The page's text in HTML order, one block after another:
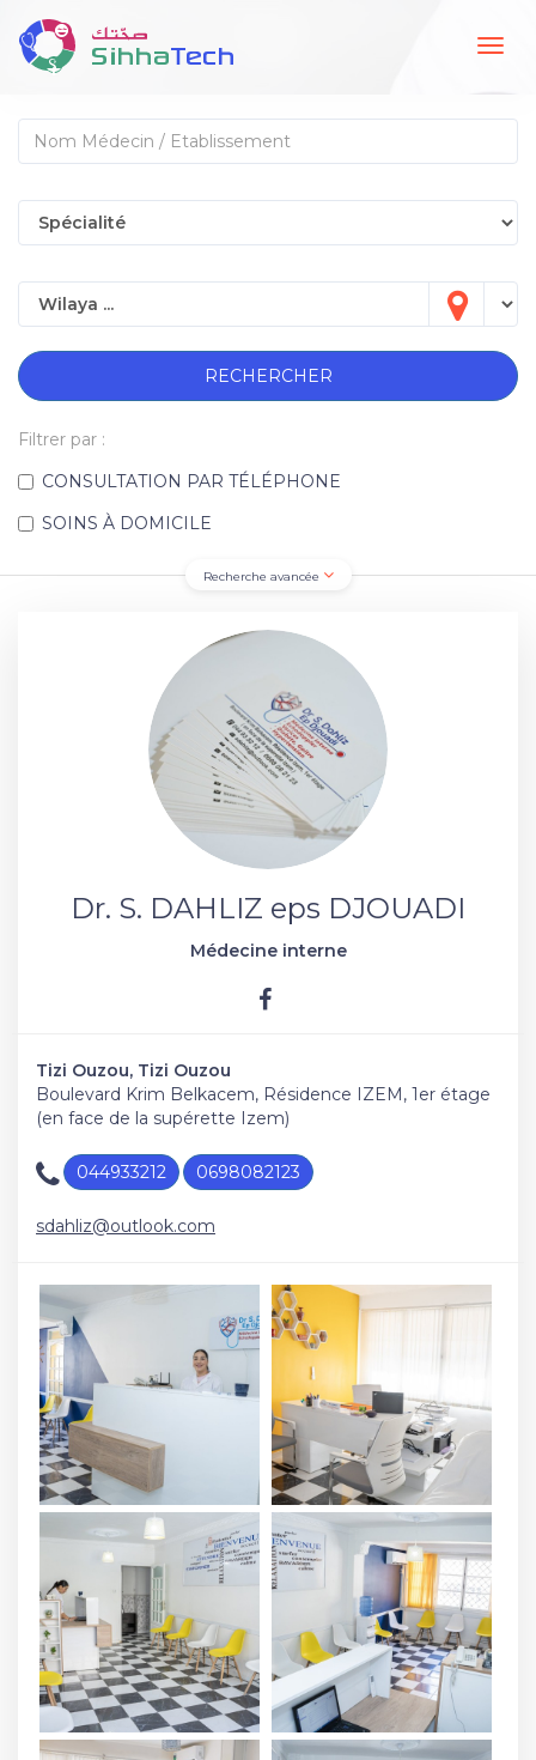
RECHERCHER
Filtrer par :
CONSULTATION PAR TÉLÉPHONE
SOINS À DOMICILE
Recherche avancée
Dr. S. DAHLIZ eps DJOUADI
Médecine interne
Tizi Ouzou, Tizi Ouzou
Boulevard Krim Belkacem, Résidence IZEM, 1er étage
(en face de la supérette Izem)
044933212 0698082123
sdahliz@outlook.com